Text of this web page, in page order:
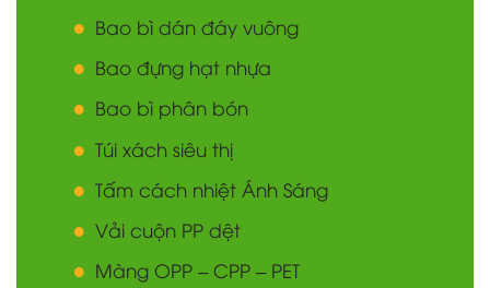
Bao bì dán đáy vuông
Bao đựng hạt nhựa
Bao bì phân bón
Túi xách siêu thị
Tấm cách nhiệt Ánh Sáng
Vải cuộn PP dệt
Màng OPP – CPP – PET